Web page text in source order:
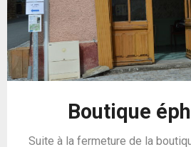
Boutique
Suite à la fermeture de la